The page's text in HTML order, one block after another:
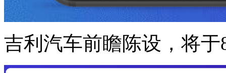
吉利汽车前瞻陈设，将